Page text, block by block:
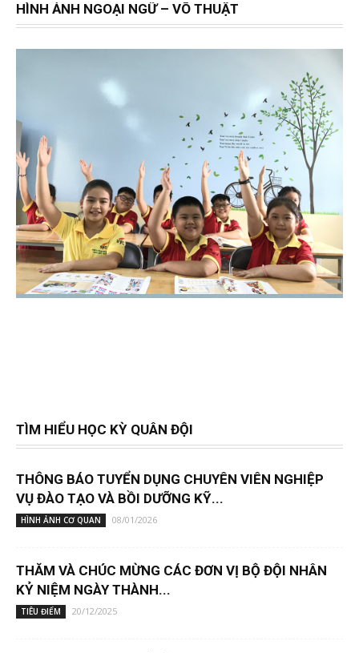
HÌNH ẢNH NGOẠI NGỮ – VÕ THUẬT
TÌM HIỂU HỌC KỲ QUÂN ĐỘI
THÔNG BÁO TUYỂN DỤNG CHUYÊN VIÊN NGHIỆP
VỤ ĐÀO TẠO VÀ BỒI DƯỠNG KỸ...
HÌNH ẢNH CƠ QUAN 08/01/2026
THĂM VÀ CHÚC MỪNG CÁC ĐƠN VỊ BỘ ĐỘI NHÂN
KỶ NIỆM NGÀY THÀNH...
TIÊU ĐIỂM 20/12/2025